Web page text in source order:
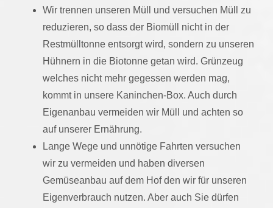
Wir trennen unseren Müll und versuchen Müll zu
reduzieren, so dass der Biomüll nicht in der
Restmülltonne entsorgt wird, sondern zu unseren
Hühnern in die Biotonne getan wird. Grünzeug
welches nicht mehr gegessen werden mag,
kommt in unsere Kaninchen-Box. Auch durch
Eigenanbau vermeiden wir Müll und achten so
auf unserer Ernährung.
Lange Wege und unnötige Fahrten versuchen
wir zu vermeiden und haben diversen
Gemüseanbau auf dem Hof den wir für unseren
Eigenverbrauch nutzen. Aber auch Sie dürfen